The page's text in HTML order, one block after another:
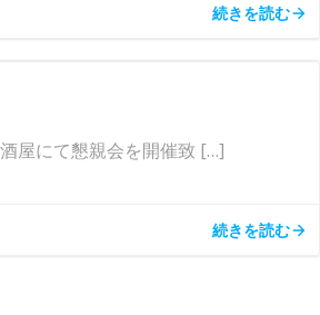
続きを読む
屋にて懇親会を開催致 […]
続きを読む